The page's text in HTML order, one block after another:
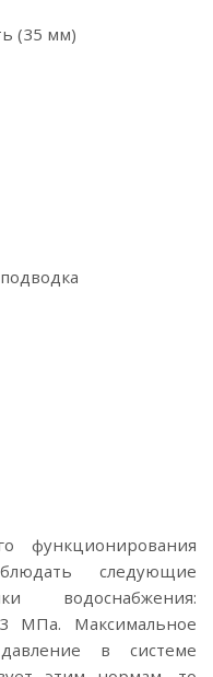
(35 мм)
функционирования
следующие
водоснабжения:
МПа. Максимальное
в системе